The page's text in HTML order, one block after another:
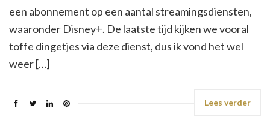
een abonnement op een aantal streamingsdiensten,
waaronder Disney+. De laatste tijd kijken we vooral
toffe dingetjes via deze dienst, dus ik vond het wel
weer […]
Lees verder